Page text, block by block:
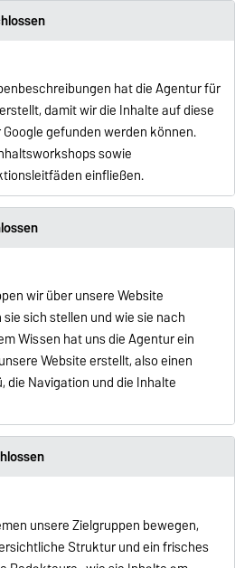
hat die Agentur für
damit wir die Inhalte auf diese
gefunden werden können.
sowie
einfließen.
wir über unsere Website
sich stellen und wie sie nach
Wissen hat uns die Agentur ein
Website erstellt, also einen
die Navigation und die Inhalte
unsere Zielgruppen bewegen,
Struktur und ein frisches